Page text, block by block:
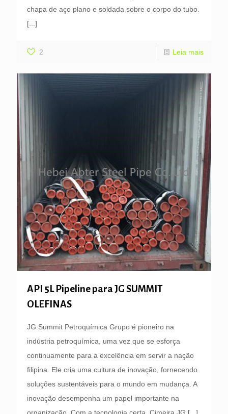
chapa de aço plano e soldada sobre o corpo do tubo.
[...]
2 Leia mais
API 5L Pipeline para JG SUMMIT
OLEFINAS
JG Summit Petroquímica Grupo é pioneiro na
indústria petroquímica, uma vez que se esforça
continuamente para a excelência em servir a nação
filipina. Ele cria uma cultura de inovação, fornecendo
soluções sustentáveis ​​para o mundo em mudança. A
inovação desempenha um papel importante na